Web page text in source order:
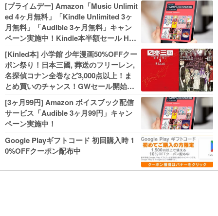
[プライムデー] Amazon「Music Unlimit
ed 4ヶ月無料」「Kindle Unlimited 3ヶ
月無料」「Audible 3ヶ月無料」キャン
ペーン実施中！Kindle本半額セール HU
NTER×HUNTERなど集英社、無職転生,
幼女戦記などKADOKAWA、キャプテン
翼100円セールも！
[Kinled本] 小学館 少年漫画50%OFFクー
ポン祭り！日本三國, 葬送のフリーレン,
名探偵コナン全巻など3,000点以上！ま
とめ買いのチャンス！GWセール開始！
人気コミック多数 カドカワ祭やIT関連本
がセールに！
[3ヶ月99円] Amazon ボイスブック配信
サービス「Audible 3ヶ月99円」キャン
ペーン実施中！
Google Playギフトコード 初回購入時 1
0%OFFクーポン配布中